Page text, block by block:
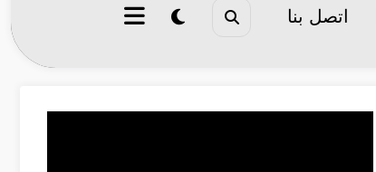
اتصل بنا